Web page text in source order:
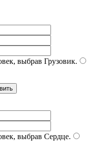
выбрав Грузовик.
выбрав Сердце.